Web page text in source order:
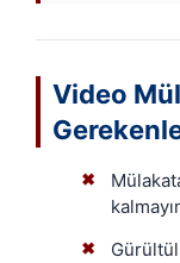
Video
✖
✖